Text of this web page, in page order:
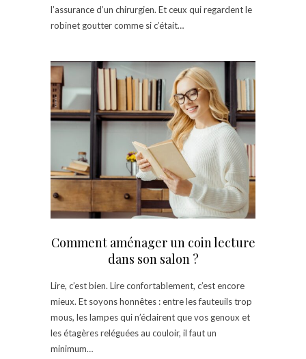
l’assurance d’un chirurgien. Et ceux qui regardent le
robinet goutter comme si c’était…
Comment aménager un coin lecture
dans son salon ?
Lire, c’est bien. Lire confortablement, c’est encore
mieux. Et soyons honnêtes : entre les fauteuils trop
mous, les lampes qui n’éclairent que vos genoux et
les étagères reléguées au couloir, il faut un
minimum…